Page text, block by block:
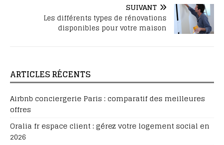
SUIVANT
Les différents types de rénovations
disponibles pour votre maison
ARTICLES RÉCENTS
Airbnb conciergerie Paris : comparatif des meilleures
offres
Oralia fr espace client : gérez votre logement social en
2026